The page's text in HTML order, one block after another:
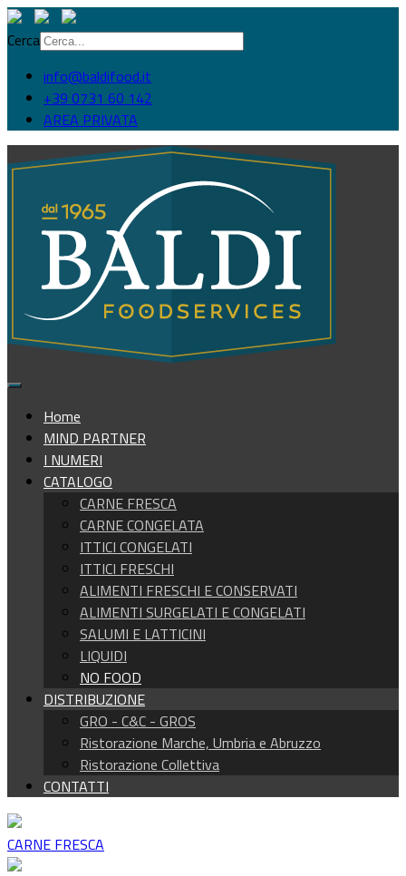
Cerca
info@baldifood.it
+39 0731 60 142
AREA PRIVATA
Home
MIND PARTNER
I NUMERI
CATALOGO
CARNE FRESCA
CARNE CONGELATA
ITTICI CONGELATI
ITTICI FRESCHI
ALIMENTI FRESCHI E CONSERVATI
ALIMENTI SURGELATI E CONGELATI
SALUMI E LATTICINI
LIQUIDI
NO FOOD
DISTRIBUZIONE
GRO - C&C - GROS
Ristorazione Marche, Umbria e Abruzzo
Ristorazione Collettiva
CONTATTI
CARNE FRESCA